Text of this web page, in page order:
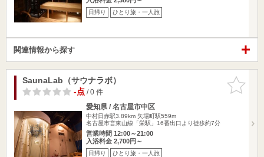
日帰り ひとり旅・一人旅
関連情報から探す
お気に入
りに追加
SaunaLab（サウナラボ）
-点/ 0 件
愛知県 / 名古屋市中区
中村日赤駅3.89km 矢場町駅559m
名古屋市営東山線「栄駅」16番出口より徒歩約7分
営業時間 12:00～21:00
入浴料金 2,700円～
日帰り ひとり旅・一人旅